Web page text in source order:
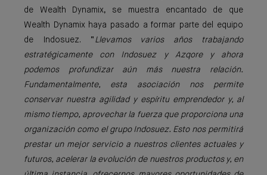
de Wealth Dynamix, se muestra encantado de que
Wealth Dynamix haya pasado a formar parte del equipo
de Indosuez. “ Llevamos varios años trabajando
estratégicamente con Indosuez y Azqore y ahora
podemos profundizar aún más nuestra relación.
Fundamentalmente, esta asociación nos permite
conservar nuestra agilidad y espíritu emprendedor y, al
mismo tiempo, aprovechar la fuerza que proporciona una
organización como el grupo Indosuez. Esto nos permitirá
prestar un mejor servicio a nuestros clientes actuales y
futuros, acelerar la evolución de nuestros productos y, en